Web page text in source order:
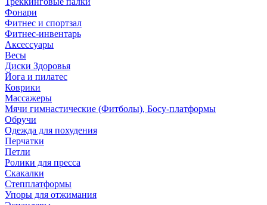
Фонари
Фитнес и спортзал
Фитнес-инвентарь
Аксессуары
Весы
Диски Здоровья
Йога и пилатес
Коврики
Массажеры
Мячи гимнастические (Фитболы), Босу-платформы
Обручи
Одежда для похудения
Перчатки
Петли
Ролики для пресса
Скакалки
Степплатформы
Упоры для отжимания